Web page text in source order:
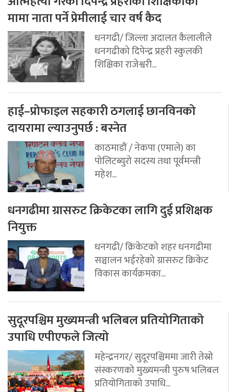
मामा नाता पर्ने प्रेमीलाई चार वर्ष कैद
धनगढी/ जिल्ला अदालत कैलालीले
धनगढीको दिपेन्द्र प्रहरी स्कुलकी
शिक्षिका राजेश्वरी...
हाई–प्रोफाइल सहकारी ठगलाई छानविनको
दायरामा ल्याउनुपर्छ : बस्नेत
काठमाडौं / नेकपा (एमाले) का
पोलिटब्युरो सदस्य तथा पूर्वमन्त्री
महेश...
धनगढीमा ग्रासरुट क्रिकेटका लागि दुई प्रशिक्षक
नियुक्त
धनगढी/ क्रिकेटको शहर धनगढीमा
सञ्चालन भईरहेको ग्रासरुट क्रिकेट
विकास कार्यक्रमका...
सुदूरपश्चिम मुख्यमन्त्री भलिबल प्रतियोगिताको
उपाधि एपीएफले जित्यो
महेन्द्रनगर/ सुदूरपश्चिममा जारी तेस्रो
संस्करणको मुख्यमन्त्री पुरुष भलिबल
प्रतियोगिताको उपाधि...